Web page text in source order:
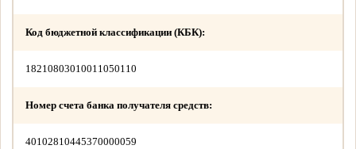
Код бюджетной классификации (КБК):
18210803010011050110
Номер счета банка получателя средств:
40102810445370000059